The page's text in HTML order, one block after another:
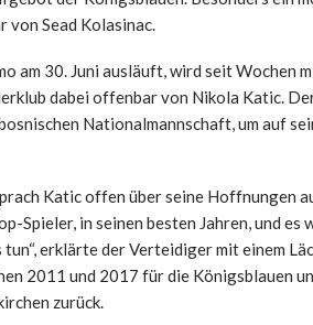
von Sead Kolasinac.
am 30. Juni ausläuft, wird seit Wochen
dabei offenbar von Nikola Katic.
Nationalmannschaft, um auf
Katic offen über seine Hoffnungen
Spieler, in seinen besten Jahren, und es
erklärte der Verteidiger mit einem
2011 und 2017 für die Königsblauen
zurück.